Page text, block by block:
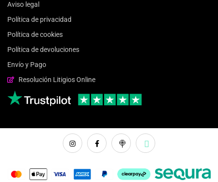
Aviso legal
Política de privacidad
Política de cookies
Política de devoluciones
Envío y Pago
Resolución Litigios Online